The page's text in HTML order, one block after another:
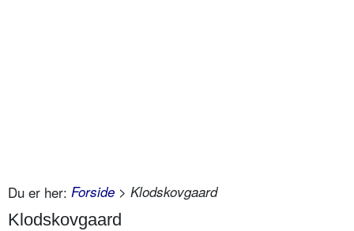
Du er her: Forside > Klodskovgaard
Klodskovgaard